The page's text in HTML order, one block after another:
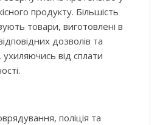
продукту. Більшість
товари, виготовлені в
дозволів та
від сплати
поліція та